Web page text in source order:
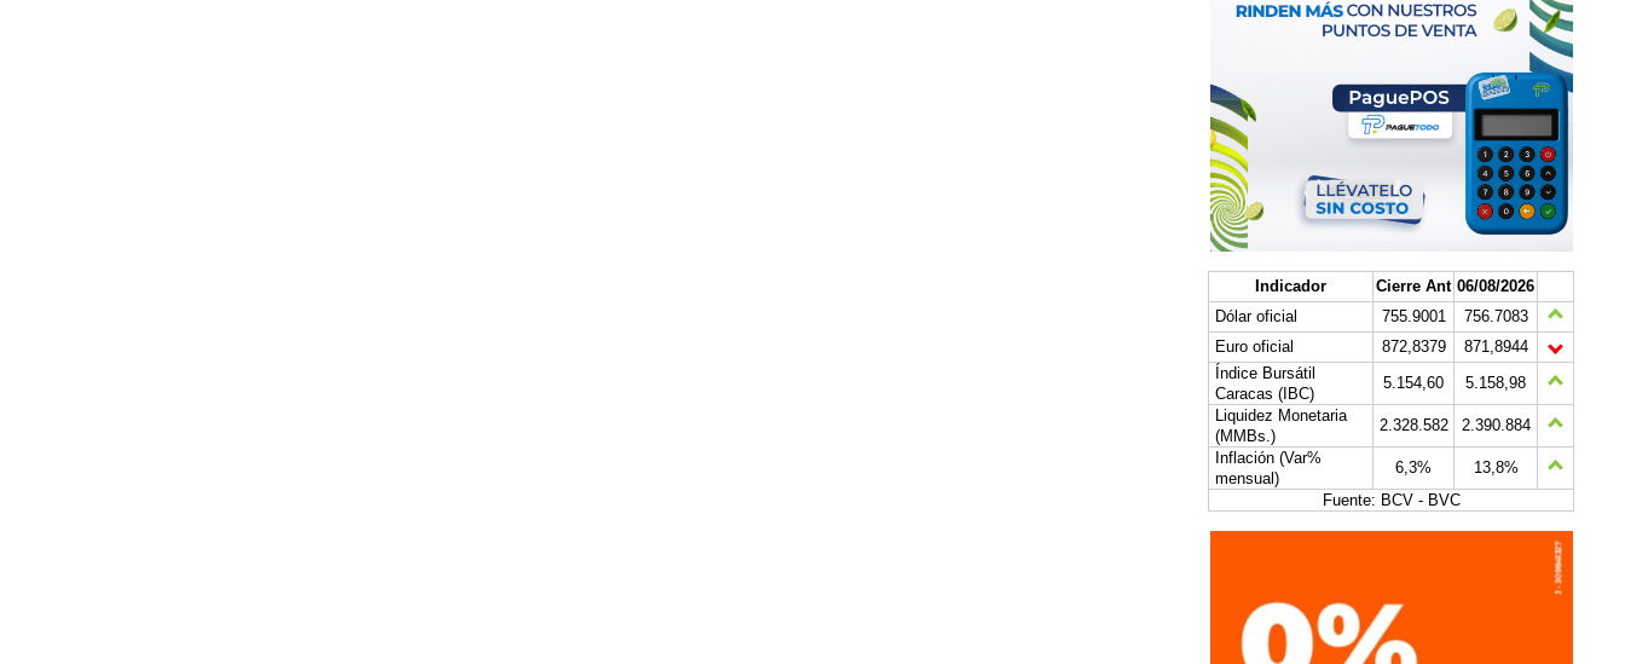
Indicador Cierre Ant 06/08/2026
Dólar oficial
755.9001
756.7083
Euro oficial
872,8379
871,8944
Índice Bursátil
Caracas (IBC)
5.154,60
5.158,98
Liquidez Monetaria
(MMBs.)
2.328.582
2.390.884
Inflación (Var%
mensual)
6,3%
13,8%
Fuente: BCV - BVC